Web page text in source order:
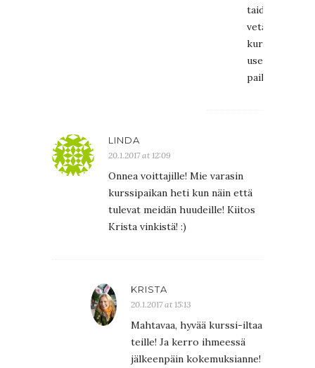
taidot)
vetämää
kurssitusta
useilla
paikkakunnilla.
LINDA
20.1.2017 at 12:09
Onnea voittajille! Mie varasin
kurssipaikan heti kun näin että
tulevat meidän huudeille! Kiitos
Krista vinkistä! :)
KRISTA
20.1.2017 at 15:13
Mahtavaa, hyvää kurssi-iltaa
teille! Ja kerro ihmeessä
jälkeenpäin kokemuksianne!